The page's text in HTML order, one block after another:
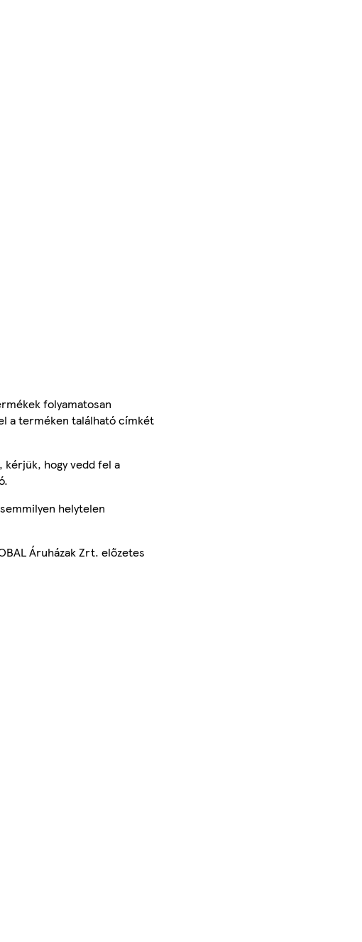
folyamatosan
a terméken található címkét
kérjük, hogy vedd fel a
helytelen
Áruházak Zrt. előzetes